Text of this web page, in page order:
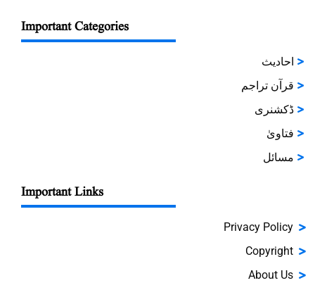
Important Categories
احادیث
قرآن تراجم
ڈکشنری
فتاویٰ
مسائل
Important Links
Privacy Policy
Copyright
About Us